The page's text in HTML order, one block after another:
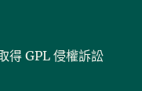
得 GPL 侵權訴訟